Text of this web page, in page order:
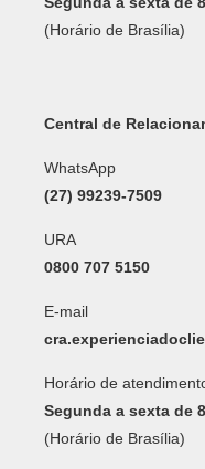
(Horário de Brasília)
Central de
WhatsApp
(27) 99239-7509
URA
0800 707 5150
E-mail
Horário de
Segunda a sexta de
(Horário de Brasília)